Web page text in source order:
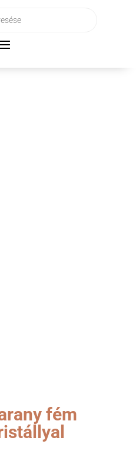
fém